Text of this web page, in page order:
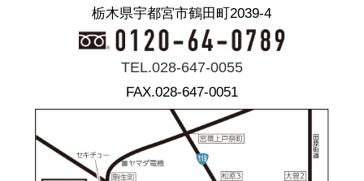
栃木県宇都宮市鶴田町2039-4
TEL.028-647-0055
FAX.028-647-0051